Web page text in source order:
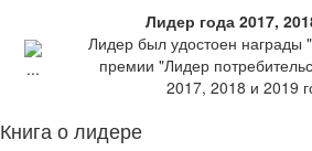
Лидер года 2017,
Лидер был удостоен награды
премии "Лидер
2017, 2018 и 2019
Книга о лидере